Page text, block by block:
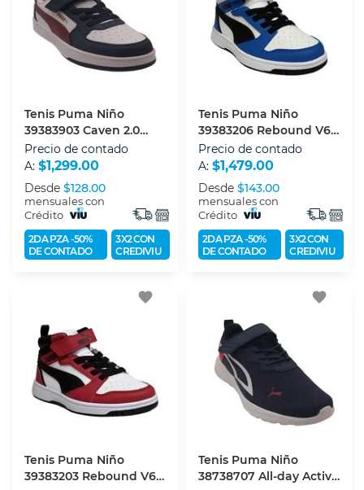
Tenis Puma Niño
39383903 Caven 2.0
Ac+px
Precio de contado
A: $1,299.00
Desde $128.00
mensuales con
Crédito
2DA PZA -50%
DE CONTADO
3X2 CON
CREDIVIU
Tenis Puma Niño
39383206 Rebound V6
Mid Ac+ps
Precio de contado
A: $1,479.00
Desde $143.00
mensuales con
Crédito
2DA PZA -50%
DE CONTADO
3X2 CON
CREDIVIU
favorite
Tenis Puma Niño
39383203 Rebound V6
favorite
Tenis Puma Niño
38738707 All-day Active